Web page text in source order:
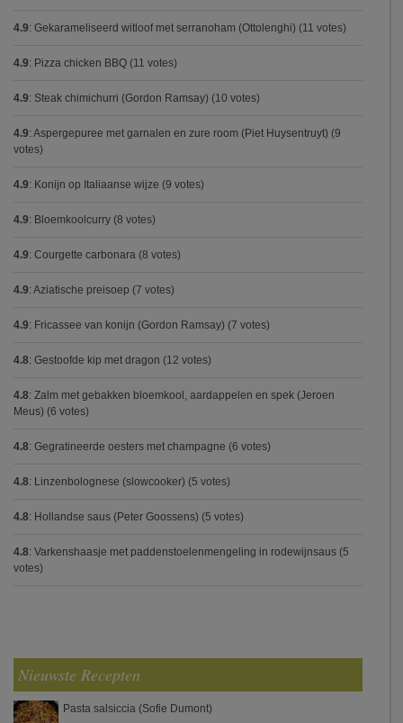
4.9: Gekarameliseerd witloof met serranoham (Ottolenghi) (11 votes)
4.9: Pizza chicken BBQ (11 votes)
4.9: Steak chimichurri (Gordon Ramsay) (10 votes)
4.9: Aspergepuree met garnalen en zure room (Piet Huysentruyt) (9
votes)
4.9: Konijn op Italiaanse wijze (9 votes)
4.9: Bloemkoolcurry (8 votes)
4.9: Courgette carbonara (8 votes)
4.9: Aziatische preisoep (7 votes)
4.9: Fricassee van konijn (Gordon Ramsay) (7 votes)
4.8: Gestoofde kip met dragon (12 votes)
4.8: Zalm met gebakken bloemkool, aardappelen en spek (Jeroen
Meus) (6 votes)
4.8: Gegratineerde oesters met champagne (6 votes)
4.8: Linzenbolognese (slowcooker) (5 votes)
4.8: Hollandse saus (Peter Goossens) (5 votes)
4.8: Varkenshaasje met paddenstoelenmengeling in rodewijnsaus (5
votes)
Nieuwste Recepten
Pasta salsiccia (Sofie Dumont)